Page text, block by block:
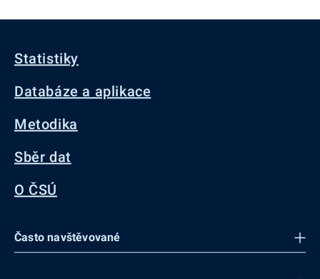
Statistiky
Databáze a aplikace
Metodika
Sběr dat
O ČSÚ
Často navštěvované